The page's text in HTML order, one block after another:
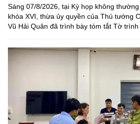
Sáng 07/8/2026, tại Kỳ họp không
khóa XVI, thừa ủy quyền của Thủ tướng
Vũ Hải Quân đã trình bày tóm tắt Tờ trình